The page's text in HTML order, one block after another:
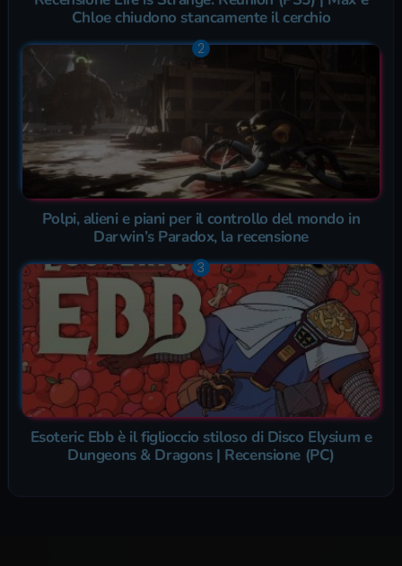
Chloe chiudono stancamente il cerchio
Polpi, alieni e piani per il controllo del mondo in
Darwin’s Paradox, la recensione
Esoteric Ebb è il figlioccio stiloso di Disco Elysium e
Dungeons & Dragons | Recensione (PC)